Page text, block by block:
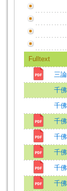
Fulltext
三
千
千
千
千
千
千
千